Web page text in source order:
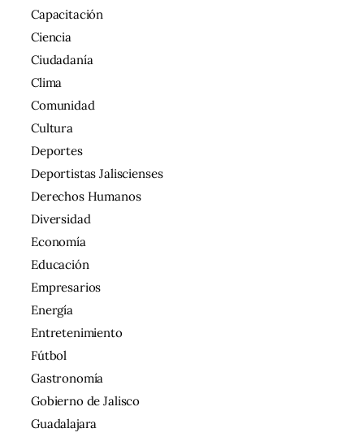
Capacitación
Ciencia
Ciudadanía
Clima
Comunidad
Cultura
Deportes
Deportistas Jaliscienses
Derechos Humanos
Diversidad
Economía
Educación
Empresarios
Energía
Entretenimiento
Fútbol
Gastronomía
Gobierno de Jalisco
Guadalajara